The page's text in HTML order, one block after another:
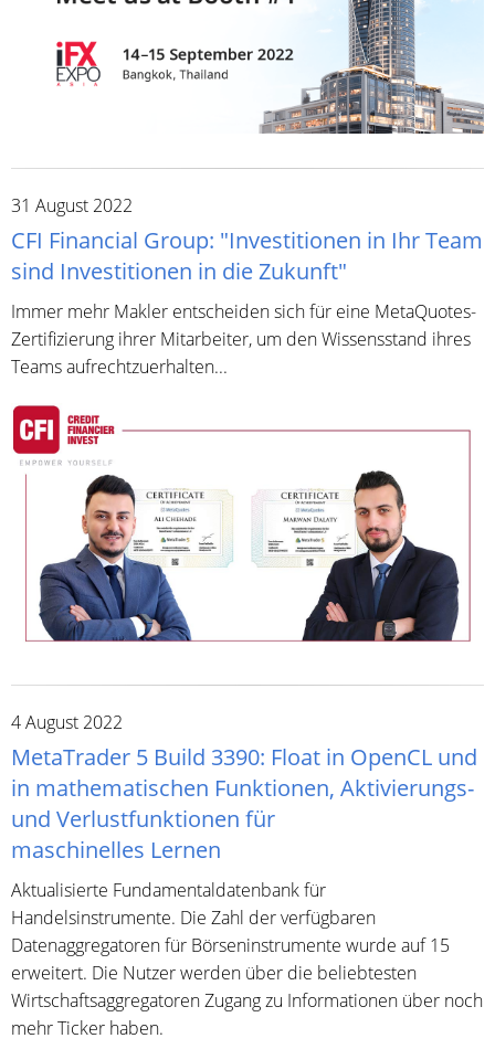
31 August 2022
CFI Financial Group: "Investitionen in Ihr Team
sind Investitionen in die Zukunft"
Immer mehr Makler entscheiden sich für eine MetaQuotes-
Zertifizierung ihrer Mitarbeiter, um den Wissensstand ihres
Teams aufrechtzuerhalten...
4 August 2022
MetaTrader 5 Build 3390: Float in OpenCL und
in mathematischen Funktionen, Aktivierungs-
und Verlustfunktionen für
maschinelles Lernen
Aktualisierte Fundamentaldatenbank für
Handelsinstrumente. Die Zahl der verfügbaren
Datenaggregatoren für Börseninstrumente wurde auf 15
erweitert. Die Nutzer werden über die beliebtesten
Wirtschaftsaggregatoren Zugang zu Informationen über noch
mehr Ticker haben.